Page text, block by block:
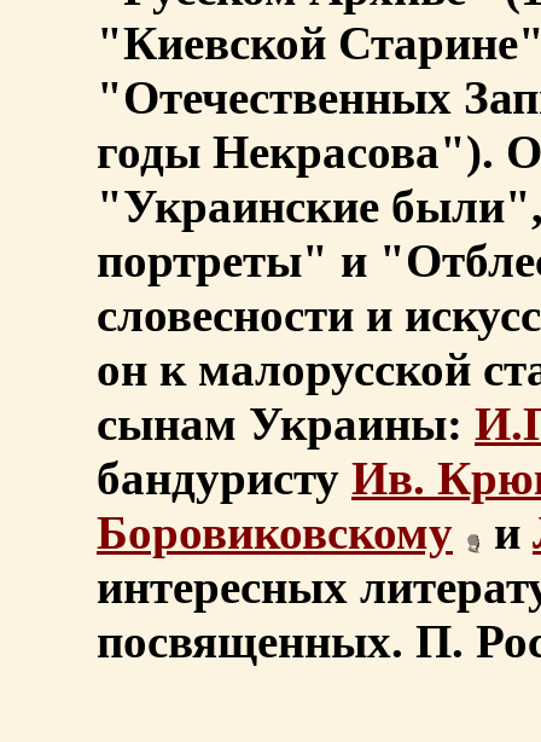
"Киевской
"Отечественных
годы Некрасова").
"Украинские
портреты" и
словесности и
он к малорусской
сынам Украины:
бандуристу Ив.
Боровиковскому
и
интересных
посвященных. П.